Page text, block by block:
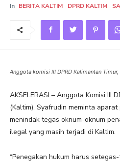
In BERITA KALTIM DPRD KALTIM
Anggota komisi III DPRD Kalimantan Timur,
AKSELERASI – Anggota Komisi III
(Kaltim), Syafrudin meminta
menindak tegas oknum-oknum
ilegal yang masih terjadi di Kaltim.
“Penegakan hukum harus